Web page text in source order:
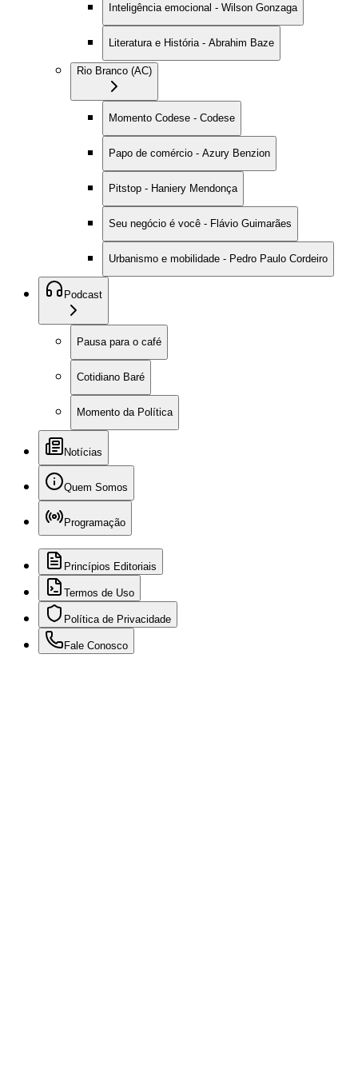
Inteligência emocional - Wilson Gonzaga
Literatura e História - Abrahim Baze
Rio Branco (AC)
Momento Codese - Codese
Papo de comércio - Azury Benzion
Pitstop - Haniery Mendonça
Seu negócio é você - Flávio Guimarães
Urbanismo e mobilidade - Pedro Paulo Cordeiro
Podcast
Pausa para o café
Cotidiano Baré
Momento da Política
Notícias
Quem Somos
Programação
Princípios Editoriais
Termos de Uso
Política de Privacidade
Fale Conosco